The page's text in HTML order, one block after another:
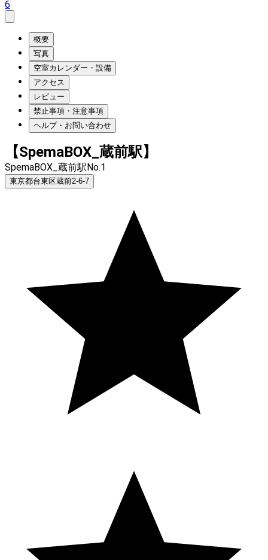
6
概要
写真
空室カレンダー・設備
アクセス
レビュー
禁止事項・注意事項
ヘルプ・お問い合わせ
【SpemaBOX_蔵前駅】
SpemaBOX_蔵前駅No.1
東京都台東区蔵前2-6-7